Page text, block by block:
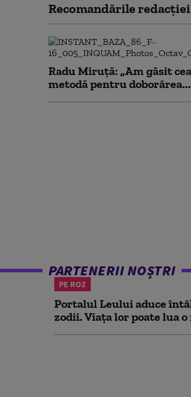
Recomandările redacţiei
Radu Miruță: „Am găsit
metodă pentru doborârea...
PARTENERII NOȘTRI
PE ROZ
Portalul Leului aduce
zodii. Viața lor poate lua